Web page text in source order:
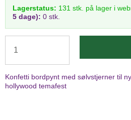
Lagerstatus: 131 stk. på lager i
5 dage): 0 stk.
Konfetti bordpynt med sølvstjerner til
hollywood temafest